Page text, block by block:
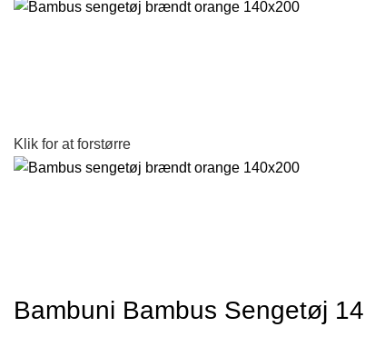
Klik for at forstørre
Bambuni Bambus Sengetøj